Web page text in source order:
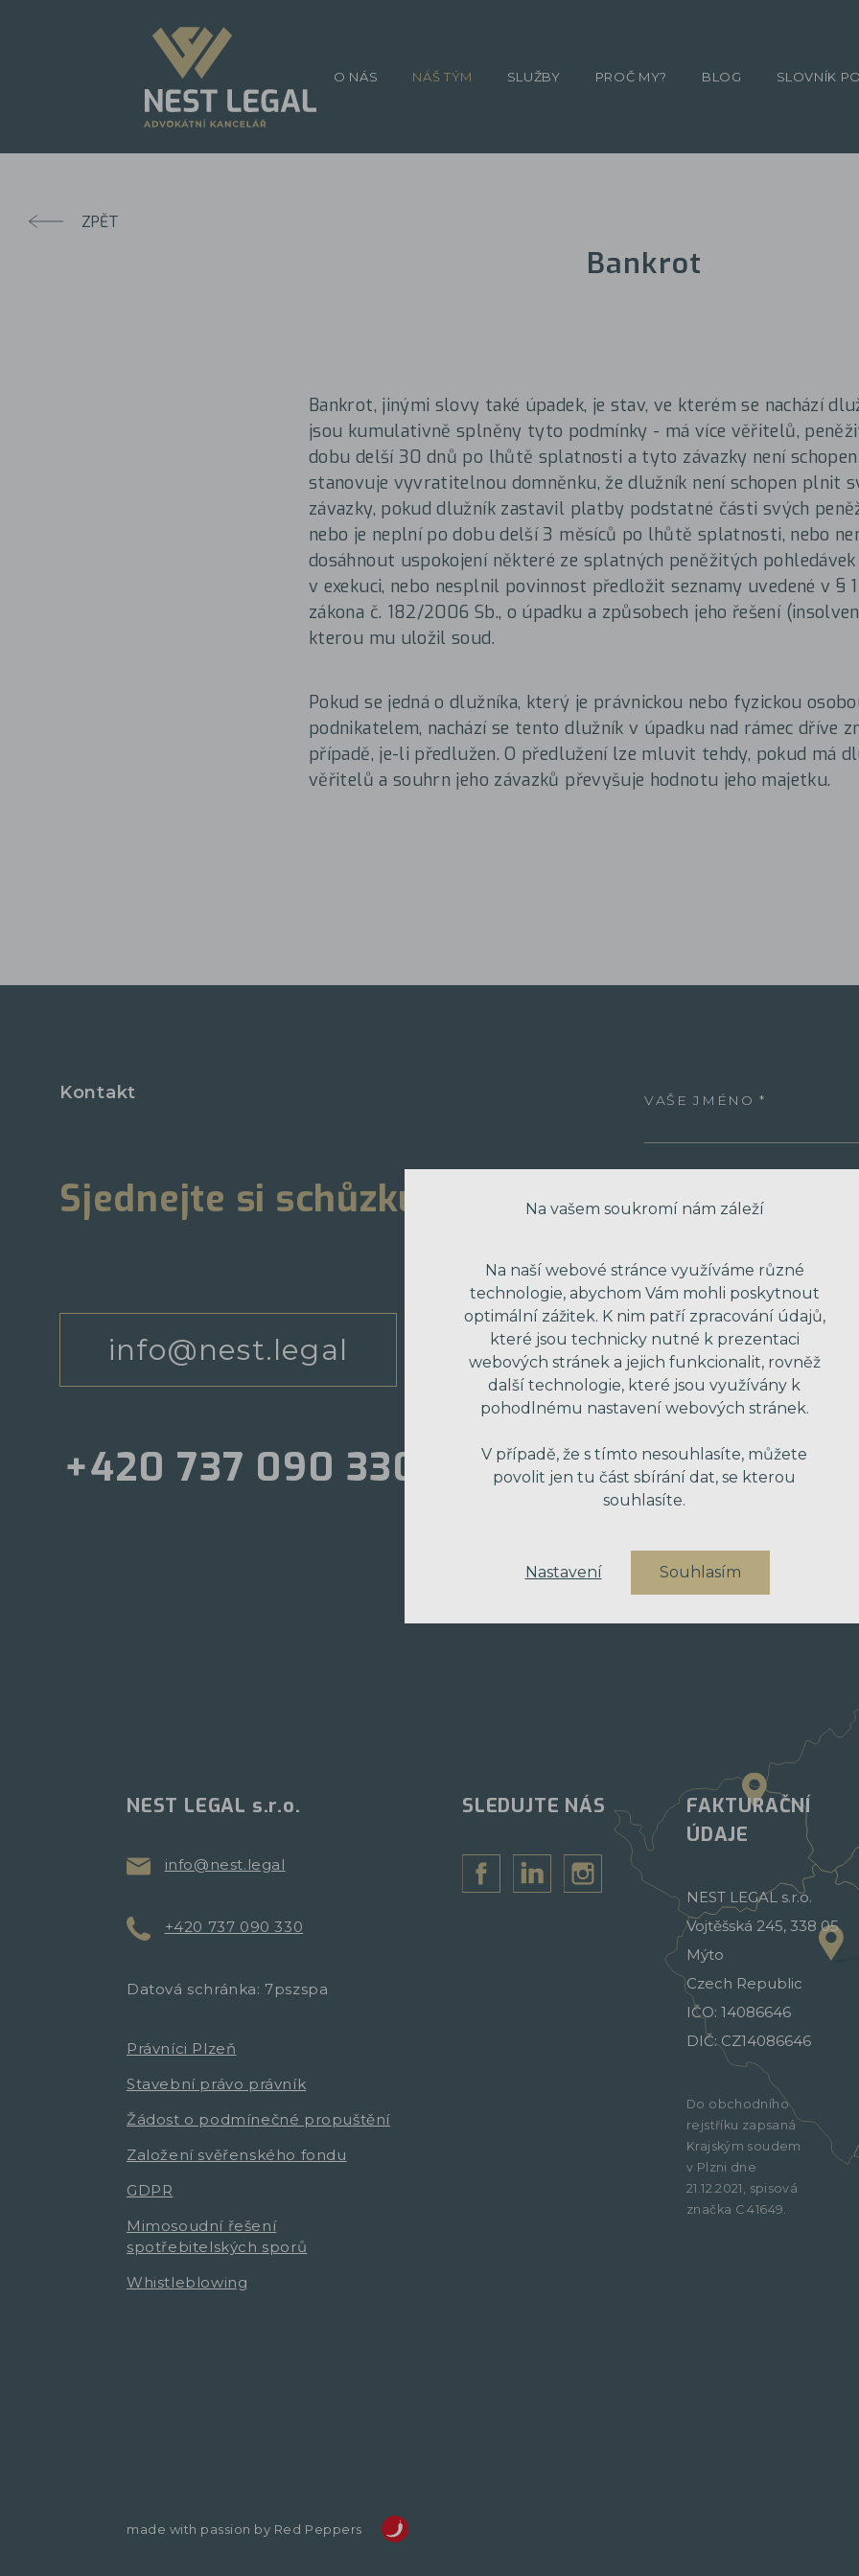
ZPĚT
Bankrot
Bankrot, jinými slovy také úpadek, je stav, ve kterém se nachází
jsou kumulativně splněny tyto podmínky - má více věřitelů,
dobu delší 30 dnů po lhůtě splatnosti a tyto závazky není
stanovuje vyvratitelnou domněnku, že dlužník není schopen plnit
závazky, pokud dlužník zastavil platby podstatné části svých
nebo je neplní po dobu delší 3 měsíců po lhůtě splatnosti, nebo
dosáhnout uspokojení některé ze splatných peněžitých
v exekuci, nebo nesplnil povinnost předložit seznamy uvedené v §
zákona č. 182/2006 Sb., o úpadku a způsobech jeho řešení
kterou mu uložil soud.
Pokud se jedná o dlužníka, který je právnickou nebo fyzickou
podnikatelem, nachází se tento dlužník v úpadku nad rámec dříve
případě, je-li předlužen. O předlužení lze mluvit tehdy, pokud má
věřitelů a souhrn jeho závazků převyšuje hodnotu jeho majetku.
Kontakt
Sjednejte si schůzku
info@nest.legal
+420 737 090 330
VAŠE JMÉNO
VÁŠ TELEFON
VAŠE ZPRÁVA
* Odesláním formuláře souhlasím se
obchodní nabídky. Vaše osobní údaje
NEST LEGAL s.r.o.
info@nest.legal
+420 737 090 330
Datová schránka: 7pszspa
Právníci Plzeň
Stavební právo právník
Žádost o podmínečné propuštění
Založení svěřenského fondu
GDPR
Mimosoudní řešení
spotřebitelských sporů
Whistleblowing
SLEDUJTE NÁS
FAKTURAČNÍ
ÚDAJE
NEST LEGAL s.r.o.
Vojtěšská 245, 338 05
Mýto
Czech Republic
IČO: 14086646
DIČ: CZ14086646
Do obchodního
rejstříku zapsaná
Krajským soudem
v Plzni dne
21.12.2021, spisová
značka C 41649.
made with passion by Red Peppers
O NÁS NÁŠ TÝM SLUŽBY PROČ MY? BLOG SLOVNÍK
Na vašem soukromí nám záleží
Na naší webové stránce využíváme různé
technologie, abychom Vám mohli poskytnout
optimální zážitek. K nim patří zpracování údajů,
které jsou technicky nutné k prezentaci
webových stránek a jejich funkcionalit, rovněž
další technologie, které jsou využívány k
pohodlnému nastavení webových stránek.
V případě, že s tímto nesouhlasíte, můžete
povolit jen tu část sbírání dat, se kterou
souhlasíte.
Nastavení Souhlasím